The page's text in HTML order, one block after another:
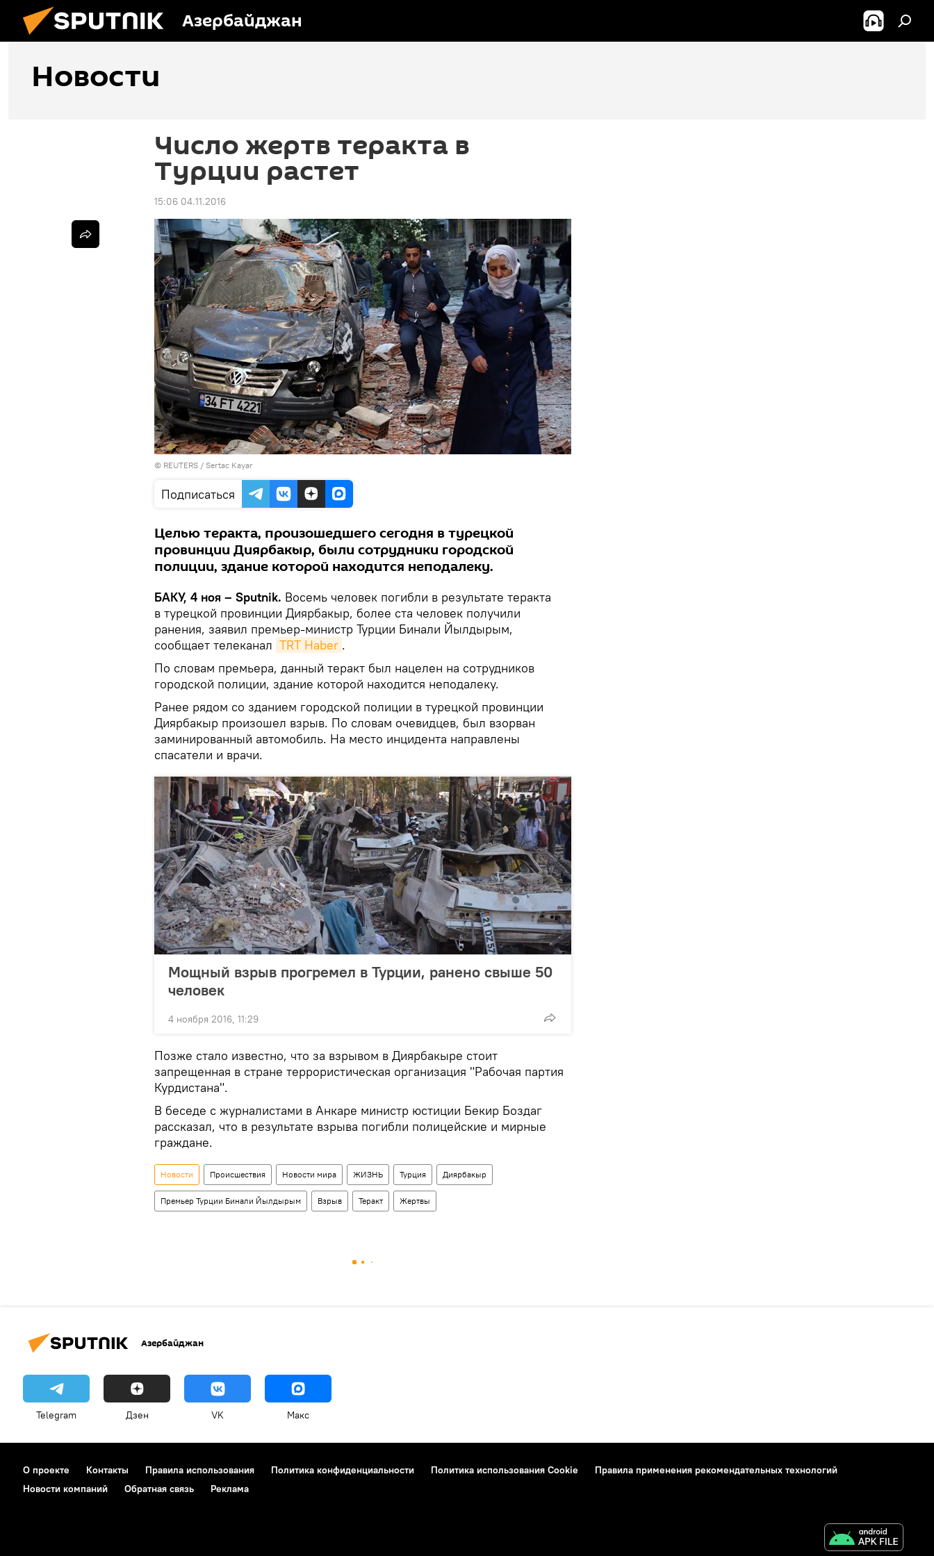
Азербайджан
Новости
Число жертв теракта в
Турции растет
15:06 04.11.2016
© REUTERS / Sertac Kayar
Подписаться
Целью теракта, произошедшего сегодня в турецкой
провинции Диярбакыр, были сотрудники городской
полиции, здание которой находится неподалеку.
БАКУ, 4 ноя – Sputnik. Восемь человек погибли в результате теракта
в турецкой провинции Диярбакыр, более ста человек получили
ранения, заявил премьер-министр Турции Бинали Йылдырым,
сообщает телеканал TRT Haber .
По словам премьера, данный теракт был нацелен на сотрудников
городской полиции, здание которой находится неподалеку.
Ранее рядом со зданием городской полиции в турецкой провинции
Диярбакыр произошел взрыв. По словам очевидцев, был взорван
заминированный автомобиль. На место инцидента направлены
спасатели и врачи.
Мощный взрыв прогремел в Турции, ранено свыше 50
человек
4 ноября 2016, 11:29
Позже стало известно, что за взрывом в Диярбакыре стоит
запрещенная в стране террористическая организация "Рабочая партия
Курдистана".
В беседе с журналистами в Анкаре министр юстиции Бекир Боздаг
рассказал, что в результате взрыва погибли полицейские и мирные
граждане.
Новости Происшествия Новости мира ЖИЗНЬ Турция Диярбакыр
Премьер Турции Бинали Йылдырым Взрыв Теракт Жертвы
Азербайджан
Telegram Дзен VK Макс
О проекте Контакты Правила использования Политика конфиденциальности Политика использования Cookie
Правила применения рекомендательных технологий
Новости компаний
Обратная связь Реклама